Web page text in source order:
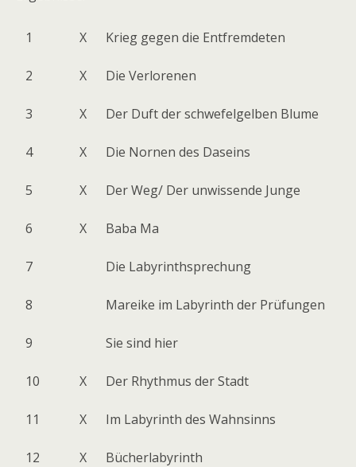
1 X Krieg gegen die Entfremdeten
2 X Die Verlorenen
3 X Der Duft der schwefelgelben Blume
4 X Die Nornen des Daseins
5 X Der Weg/ Der unwissende Junge
6 X Baba Ma
7 Die Labyrinthsprechung
8 Mareike im Labyrinth der Prüfungen
9 Sie sind hier
10 X Der Rhythmus der Stadt
11 X Im Labyrinth des Wahnsinns
12 X Bücherlabyrinth